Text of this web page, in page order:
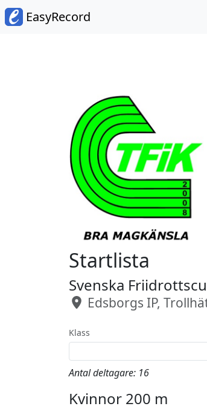
EasyRecord
Startlista
Svenska
Edsborgs IP,
Klass
Antal deltagare: 16
Kvinnor 200 m